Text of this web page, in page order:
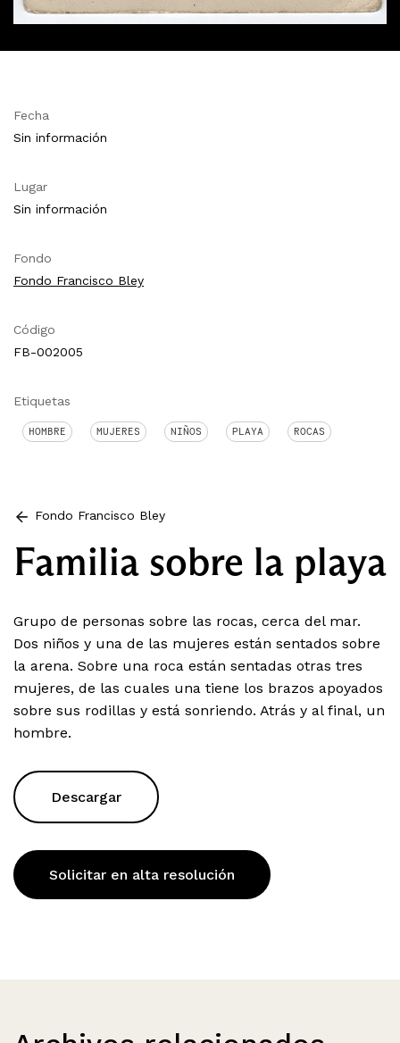
Fecha
Sin información
Lugar
Sin información
Fondo
Fondo Francisco Bley
Código
FB-002005
Etiquetas
HOMBRE MUJERES NIÑOS PLAYA ROCAS
Fondo Francisco Bley
Familia sobre la playa
Grupo de personas sobre las rocas, cerca del mar.
Dos niños y una de las mujeres están sentados sobre
la arena. Sobre una roca están sentadas otras tres
mujeres, de las cuales una tiene los brazos apoyados
sobre sus rodillas y está sonriendo. Atrás y al final, un
hombre.
Descargar
Solicitar en alta resolución